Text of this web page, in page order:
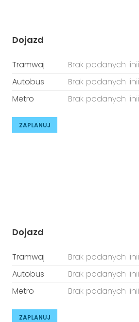
Dojazd
Tramwaj
Brak podanych linii
Autobus
Brak podanych linii
Metro
Brak podanych linii
ZAPLANUJ
Dojazd
Tramwaj
Brak podanych linii
Autobus
Brak podanych linii
Metro
Brak podanych linii
ZAPLANUJ